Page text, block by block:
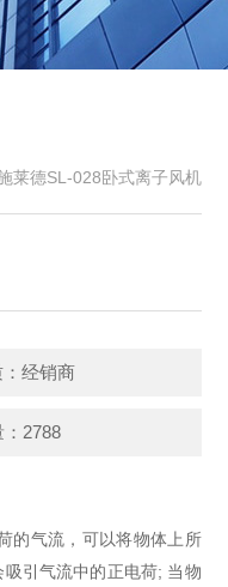
莱德SL-028卧式离子风机
经销商
2788
的气流，可以将物体上所
引气流中的正电荷; 当物